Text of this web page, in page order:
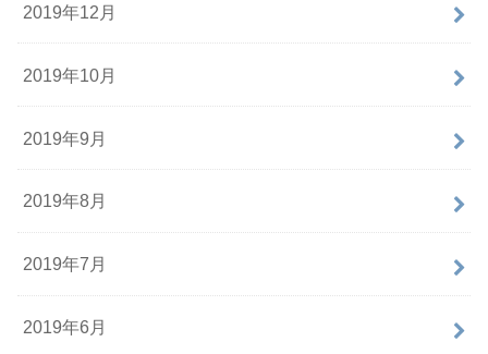
2019年12月
2019年10月
2019年9月
2019年8月
2019年7月
2019年6月